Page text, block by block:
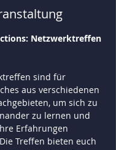
Netzwerktreffen
sind für
aus verschiedenen
um sich zu
zu lernen und
Erfahrungen
Treffen bieten euch